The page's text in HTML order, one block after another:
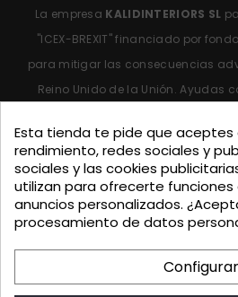
La empresa KALIDINTERIORS SL
"ICEX-BREXIT"financiado por
para mitigar las consecuencias
Reino Unido de la Unión.Ayudas
KALIDINTERIORS, S.L. ha
Iniciación a la Exportación ICEX-
apoyo de ICEX, así como con la
Esta tienda te pide que aceptes
rendimiento, redes sociales y
sociales y las cookies
utilizan para ofrecerte funciones
anuncios personalizados.
procesamiento de datos
Configurar